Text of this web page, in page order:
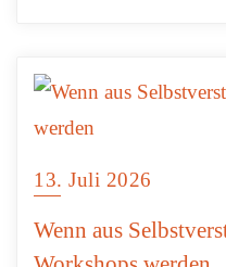
13. Juli 2026
Wenn aus